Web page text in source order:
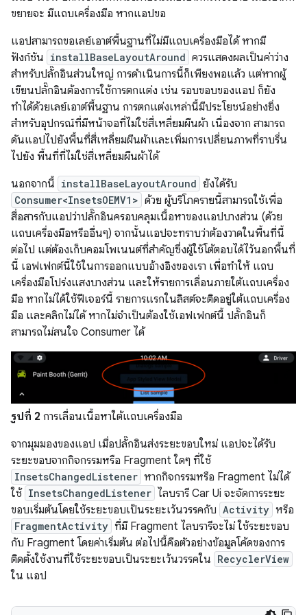
ขยายจะ มีแถบเครื่องมือ หากแอปขอ
แอปสามารถขอเลย์เอาต์พื้นฐานที่ไม่มีแถบเครื่องมือได้ หากมี
ฟังก์ชัน installBaseLayoutAround ควรแสดงผลเป็นค่าว่าง
สำหรับปลั๊กอินส่วนใหญ่ การดำเนินการนี้ก็เพียงพอแล้ว แต่หากผู้
เขียนปลั๊กอินต้องการใช้การตกแต่ง เช่น รอบขอบของแอป ก็ยัง
ทำได้ด้วยเลย์เอาต์พื้นฐาน การตกแต่งเหล่านี้มีประโยชน์อย่างยิ่ง
สำหรับอุปกรณ์ที่มีหน้าจอที่ไม่ใช่สี่เหลี่ยมผืนผ้า เนื่องจาก สามารถ
ดันแอปไปยังพื้นที่สี่เหลี่ยมผืนผ้าและเพิ่มการเปลี่ยนภาพที่ราบรื่น
ไปยัง พื้นที่ที่ไม่ใช่สี่เหลี่ยมผืนผ้าได้
นอกจากนี้ installBaseLayoutAround ยังได้รับ
Consumer<InsetsOEMV1> ด้วย ผู้บริโภครายนี้สามารถใช้เพื่อ
สื่อสารกับแอปว่าปลั๊กอินครอบคลุมเนื้อหาของแอปบางส่วน (ด้วย
แถบเครื่องมือหรืออื่นๆ) จากนั้นแอปจะทราบว่าต้องวาดในพื้นที่นี้
ต่อไป แต่ต้องเก็บคอมโพเนนต์ที่สำคัญซึ่งผู้ใช้โต้ตอบได้ไว้นอกพื้นที่
นี้ เอฟเฟกต์นี้ใช้ในการออกแบบอ้างอิงของเรา เพื่อทำให้ แถบ
เครื่องมือโปร่งแสงบางส่วน และให้รายการเลื่อนภายใต้แถบเครื่อง
มือ หากไม่ได้ใช้ฟีเจอร์นี้ รายการแรกในลิสต์จะติดอยู่ใต้แถบเครื่อง
มือ และคลิกไม่ได้ หากไม่จำเป็นต้องใช้เอฟเฟกต์นี้ ปลั๊กอินก็
สามารถไม่สนใจ Consumer ได้
รูปที่ 2 การเลื่อนเนื้อหาใต้แถบเครื่องมือ
จากมุมมองของแอป เมื่อปลั๊กอินส่งระยะขอบใหม่ แอปจะได้รับ
ระยะขอบจากกิจกรรมหรือ Fragment ใดๆ ที่ใช้
InsetsChangedListener หากกิจกรรมหรือ Fragment ไม่ได้
ใช้ InsetsChangedListener ไลบรารี Car Ui จะจัดการระยะ
ขอบเริ่มต้นโดยใช้ระยะขอบเป็นระยะเว้นวรรคกับ Activity หรือ
FragmentActivity ที่มี Fragment ไลบรารีจะไม่ ใช้ระยะขอบ
กับ Fragment โดยค่าเริ่มต้น ต่อไปนี้คือตัวอย่างข้อมูลโค้ดของการ
ติดตั้งใช้งานที่ใช้ระยะขอบเป็นระยะเว้นวรรคใน RecyclerView
ใน แอป